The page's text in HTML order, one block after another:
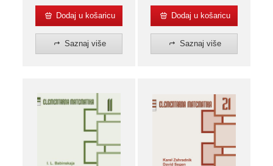
Dodaj u košaricu
Saznaj više
Dodaj u košaricu
Saznaj više